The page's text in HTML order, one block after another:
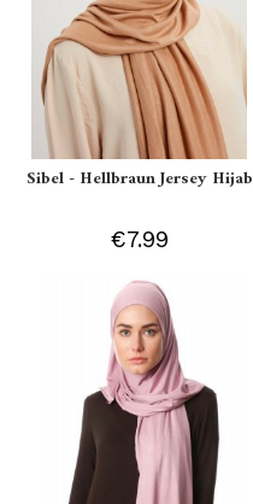
Sibel - Hellbraun Jersey Hijab
€7.99